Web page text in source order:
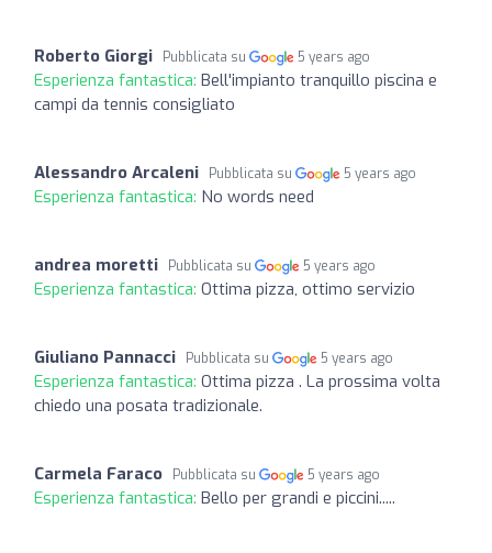
Roberto Giorgi Pubblicata su 5 years ago
Esperienza fantastica: Bell'impianto tranquillo piscina e
campi da tennis consigliato
Alessandro Arcaleni Pubblicata su 5 years ago
Esperienza fantastica: No words need
andrea moretti Pubblicata su 5 years ago
Esperienza fantastica: Ottima pizza, ottimo servizio
Giuliano Pannacci Pubblicata su 5 years ago
Esperienza fantastica: Ottima pizza . La prossima volta
chiedo una posata tradizionale.
Carmela Faraco Pubblicata su 5 years ago
Esperienza fantastica: Bello per grandi e piccini.....